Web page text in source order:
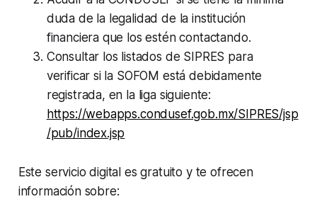
duda de la legalidad de la institución
financiera que los estén contactando.
Consultar los listados de SIPRES para
verificar si la SOFOM está debidamente
registrada, en la liga siguiente:
https://webapps.condusef.gob.mx/SIPRES/jsp
/pub/index.jsp
Este servicio digital es gratuito y te ofrecen
información sobre: